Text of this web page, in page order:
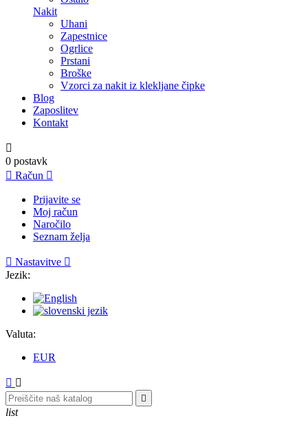
Nakit
Uhani
Zapestnice
Ogrlice
Prstani
Broške
Vzorci za nakit iz klekljane čipke
Blog
Zaposlitev
Kontakt

0 postavk
 Račun 
Prijavite se
Moj račun
Naročilo
Seznam želja
 Nastavitve 
Jezik:
Valuta:
EUR
 

list